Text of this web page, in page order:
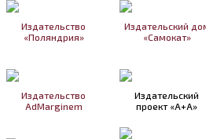
Издательство
«Поляндрия»
Издательский
«Самокат»
Издательство
AdMarginem
Издательский
проект «А+А»